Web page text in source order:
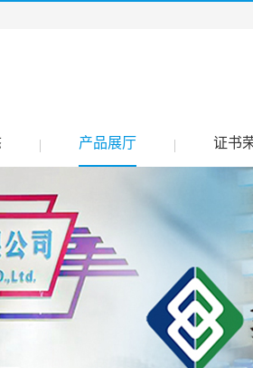
产品展厅 证书